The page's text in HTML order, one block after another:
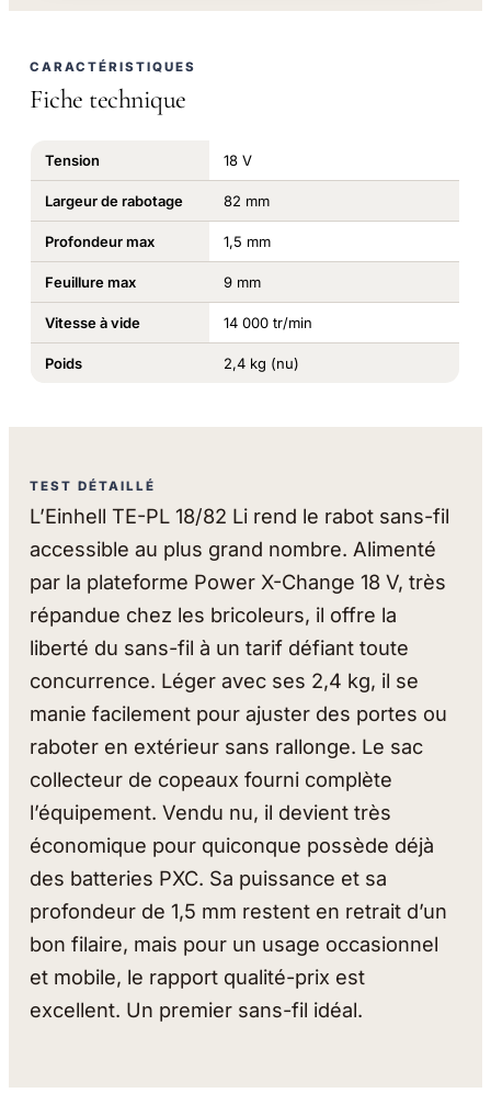
CARACTÉRISTIQUES
Fiche technique
Tension 18 V
Largeur de rabotage 82 mm
Profondeur max 1,5 mm
Feuillure max 9 mm
Vitesse à vide 14 000 tr/min
Poids 2,4 kg (nu)
TEST DÉTAILLÉ
L’Einhell TE-PL 18/82 Li rend le rabot sans-fil
accessible au plus grand nombre. Alimenté
par la plateforme Power X-Change 18 V, très
répandue chez les bricoleurs, il offre la
liberté du sans-fil à un tarif défiant toute
concurrence. Léger avec ses 2,4 kg, il se
manie facilement pour ajuster des portes ou
raboter en extérieur sans rallonge. Le sac
collecteur de copeaux fourni complète
l’équipement. Vendu nu, il devient très
économique pour quiconque possède déjà
des batteries PXC. Sa puissance et sa
profondeur de 1,5 mm restent en retrait d’un
bon filaire, mais pour un usage occasionnel
et mobile, le rapport qualité-prix est
excellent. Un premier sans-fil idéal.